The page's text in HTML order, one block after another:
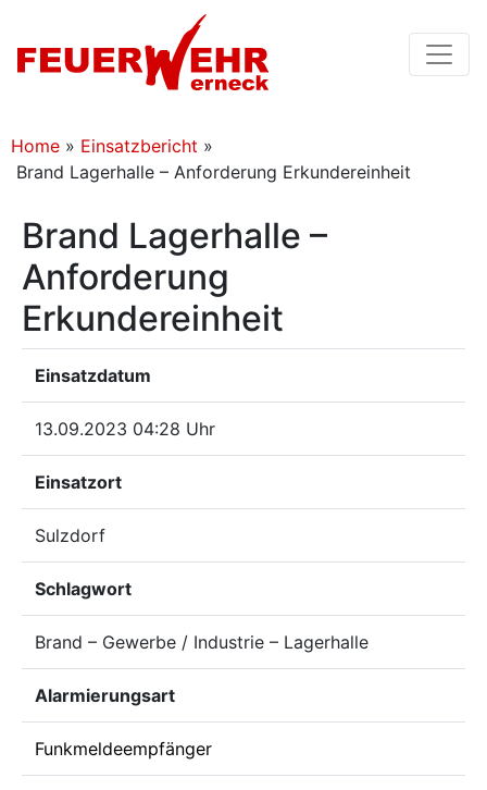
Home » Einsatzbericht »
Brand Lagerhalle – Anforderung Erkundereinheit
Brand Lagerhalle –
Anforderung
Erkundereinheit
Einsatzdatum
13.09.2023 04:28 Uhr
Einsatzort
Sulzdorf
Schlagwort
Brand – Gewerbe / Industrie – Lagerhalle
Alarmierungsart
Funkmeldeempfänger